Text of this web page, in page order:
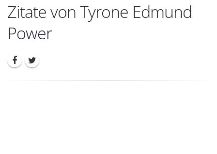
Zitate von Tyrone Edmund
Power